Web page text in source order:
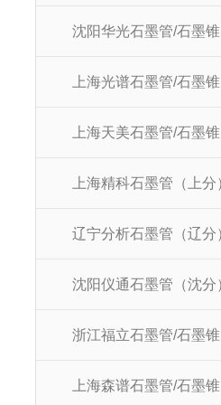
沈阳华光石墨管/石墨锥
上海光谱石墨管/石墨锥
上海天美石墨管/石墨锥
浙江福立石墨管/石墨锥
上海森谱石墨管/石墨锥